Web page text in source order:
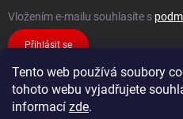
Tento web používá soubory
tohoto webu vyjadřujete
informací zde.
Vložením e-mailu souhlasíte s
Přihlásit se